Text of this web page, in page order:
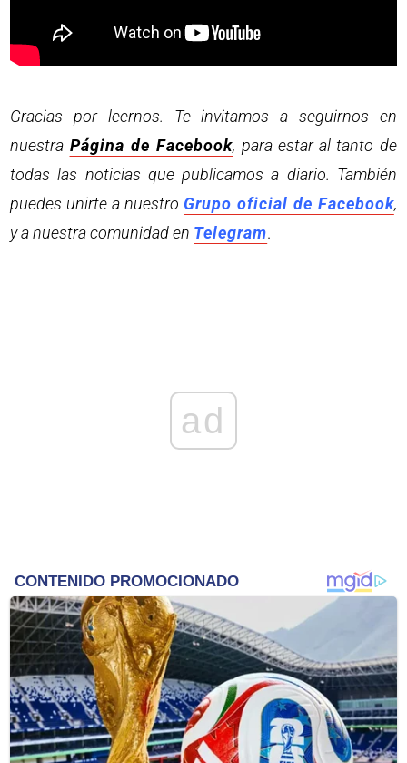
Gracias por leernos. Te invitamos a seguirnos en
nuestra Página de Facebook, para estar al tanto de
todas las noticias que publicamos a diario. También
puedes unirte a nuestro Grupo oficial de Facebook,
y a nuestra comunidad en Telegram.
ad